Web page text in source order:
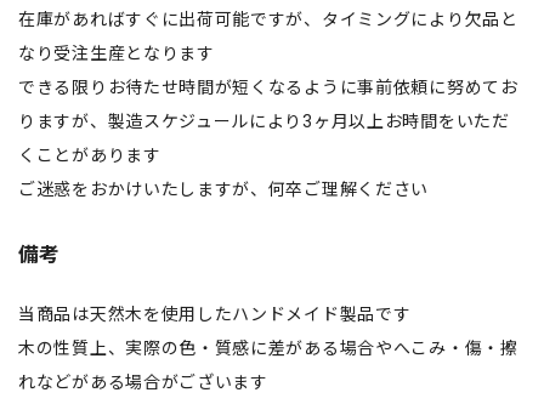
在庫があればすぐに出荷可能ですが、タイミングにより欠品と
なり受注生産となります
できる限りお待たせ時間が短くなるように事前依頼に努めてお
りますが、製造スケジュールにより3ヶ月以上お時間をいただ
くことがあります
ご迷惑をおかけいたしますが、何卒ご理解ください
備考
当商品は天然木を使用したハンドメイド製品です
木の性質上、実際の色・質感に差がある場合やへこみ・傷・擦
れなどがある場合がございます